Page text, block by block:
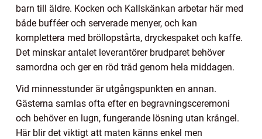
barn till äldre. Kocken och Kallskänkan arbetar här med
både bufféer och serverade menyer, och kan
komplettera med bröllopstårta, dryckespaket och kaffe.
Det minskar antalet leverantörer brudparet behöver
samordna och ger en röd tråd genom hela middagen.
Vid minnesstunder är utgångspunkten en annan.
Gästerna samlas ofta efter en begravningsceremoni
och behöver en lugn, fungerande lösning utan krångel.
Här blir det viktigt att maten känns enkel men